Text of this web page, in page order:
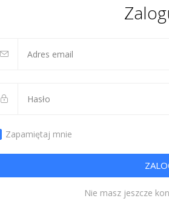
Zapamiętaj mnie
Nie masz jeszcze